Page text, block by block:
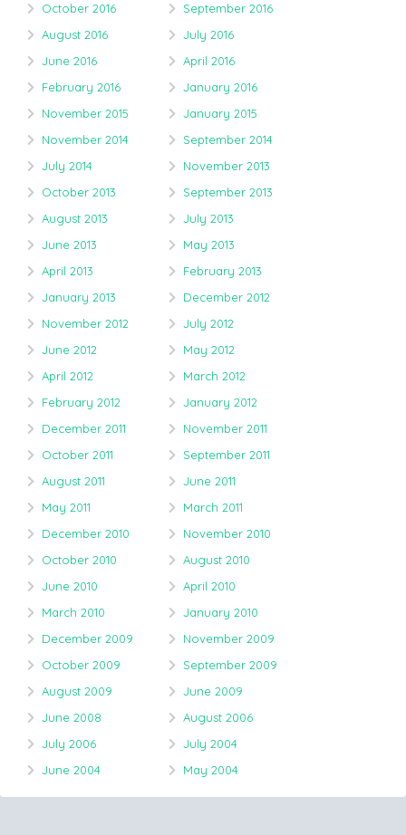
October 2016
September 2016
August 2016
July 2016
June 2016
April 2016
February 2016
January 2016
November 2015
January 2015
November 2014
September 2014
July 2014
November 2013
October 2013
September 2013
August 2013
July 2013
June 2013
May 2013
April 2013
February 2013
January 2013
December 2012
November 2012
July 2012
June 2012
May 2012
April 2012
March 2012
February 2012
January 2012
December 2011
November 2011
October 2011
September 2011
August 2011
June 2011
May 2011
March 2011
December 2010
November 2010
October 2010
August 2010
June 2010
April 2010
March 2010
January 2010
December 2009
November 2009
October 2009
September 2009
August 2009
June 2009
June 2008
August 2006
July 2006
July 2004
June 2004
May 2004